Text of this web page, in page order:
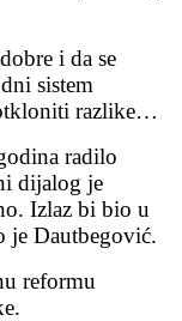
i da se
sistem
razlike…
radilo
dijalog je
Izlaz bi bio u
je Dautbegović.
reformu